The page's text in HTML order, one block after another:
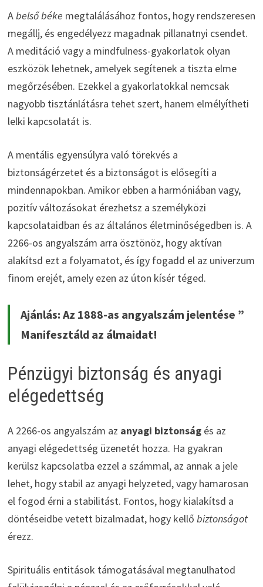
Abelső béke megtalálásához fontos, hogy rendszeresen
megállj, és engedélyezz magadnak pillanatnyi csendet.
A meditáció vagy a mindfulness-gyakorlatok olyan
eszközök lehetnek, amelyek segítenek a tiszta elme
megőrzésében. Ezekkel a gyakorlatokkal nemcsak
nagyobb tisztánlátásra tehet szert, hanem elmélyítheti
lelki kapcsolatát is.
A mentális egyensúlyra való törekvés a
biztonságérzetet és a biztonságot is elősegíti a
mindennapokban. Amikor ebben a harmóniában vagy,
pozitív változásokat érezhetsz a személyközi
kapcsolataidban és az általános életminőségedben is. A
2266-os angyalszám arra ösztönöz, hogy aktívan
alakítsd ezt a folyamatot, és így fogadd el az univerzum
finom erejét, amely ezen az úton kísér téged.
Ajánlás: Az 1888-as angyalszám jelentése ”
Manifesztáld az álmaidat!
Pénzügyi biztonság és anyagi
elégedettség
A 2266-os angyalszám az anyagi biztonságés az
anyagi elégedettség üzenetét hozza. Ha gyakran
kerülsz kapcsolatba ezzel a számmal, az annak a jele
lehet, hogy stabil az anyagi helyzeted, vagy hamarosan
el fogod érni a stabilitást. Fontos, hogy kialakítsd a
döntéseidbe vetett bizalmadat, hogy kellő biztonságot
érezz.
Spirituális entitások támogatásával megtanulhatod